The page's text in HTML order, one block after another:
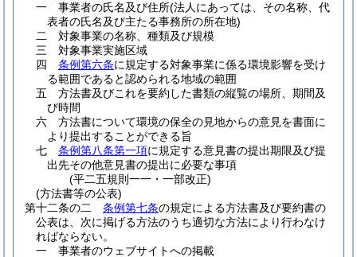
一
事業者の氏名及び住所(法人にあっては、その名称、代
表者の氏名及び主たる事務所の所在地)
二
対象事業の名称、種類及び規模
三
対象事業実施区域
四
条例第六条に規定する対象事業に係る環境影響を受け
る範囲であると認められる地域の範囲
五
方法書及びこれを要約した書類の縦覧の場所、期間及
び時間
六
方法書について環境の保全の見地からの意見を書面に
より提出することができる旨
七
条例第八条第一項に規定する意見書の提出期限及び提
出先その他意見書の提出に必要な事項
(平二五規則一一・一部改正)
(方法書等の公表)
第十二条の二
条例第七条の規定による方法書及び要約書の
公表は、次に掲げる方法のうち適切な方法により行わなけ
ればならない。
一
事業者のウェブサイトへの掲載